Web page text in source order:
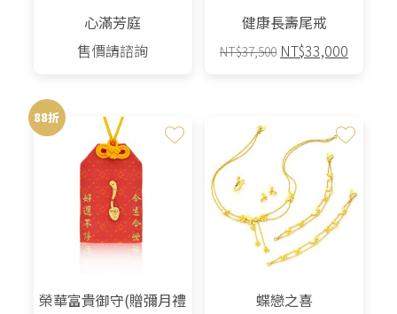
心滿芳庭
售價請諮詢
健康長壽尾戒
NT$37,500 原
NT$37,500。
NT$33,000
88折
榮華富貴御守(贈彌月禮
蝶戀之喜